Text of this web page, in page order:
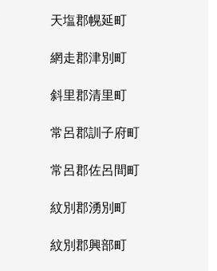
天塩郡幌延町
網走郡津別町
斜里郡清里町
常呂郡訓子府町
常呂郡佐呂間町
紋別郡湧別町
紋別郡興部町